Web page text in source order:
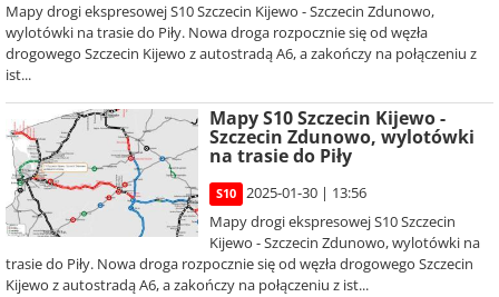
Mapy drogi ekspresowej S10 Szczecin Kijewo - Szczecin Zdunowo,
wylotówki na trasie do Piły. Nowa droga rozpocznie się od węzła
drogowego Szczecin Kijewo z autostradą A6, a zakończy na połączeniu z
ist...
Mapy S10 Szczecin Kijewo -
Szczecin Zdunowo, wylotówki
na trasie do Piły
S10
2025-01-30 | 13:56
Mapy drogi ekspresowej S10 Szczecin
Kijewo - Szczecin Zdunowo, wylotówki na
trasie do Piły. Nowa droga rozpocznie się od węzła drogowego Szczecin
Kijewo z autostradą A6, a zakończy na połączeniu z ist...